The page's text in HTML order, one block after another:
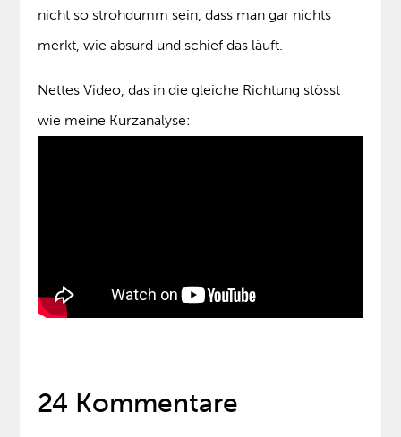
nicht so strohdumm sein, dass man gar nichts
merkt, wie absurd und schief das läuft.
Nettes Video, das in die gleiche Richtung stösst
wie meine Kurzanalyse:
24 Kommentare